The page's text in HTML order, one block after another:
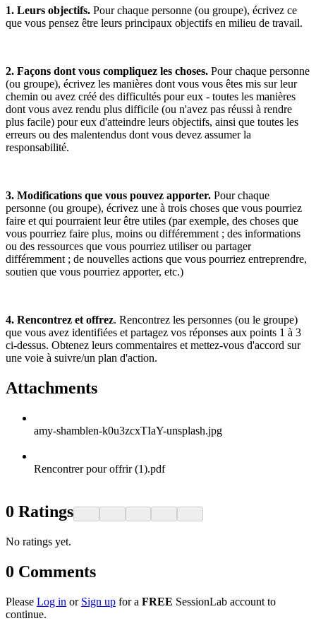
1. Leurs objectifs. Pour chaque personne (ou groupe), écrivez ce
que vous pensez être leurs principaux objectifs en milieu de travail.
2. Façons dont vous compliquez les choses. Pour chaque personne
(ou groupe), écrivez les manières dont vous vous êtes mis sur leur
chemin ou avez créé des difficultés pour eux - toutes les manières
dont vous avez rendu plus difficile (ou n'avez pas réussi à rendre
plus facile) pour eux d'atteindre leurs objectifs, ainsi que toutes les
erreurs ou des malentendus dont vous devez assumer la
responsabilité.
3. Modifications que vous pouvez apporter. Pour chaque
personne (ou groupe), écrivez une à trois choses que vous pourriez
faire et qui pourraient leur être utiles (par exemple, des choses que
vous pourriez faire plus, moins ou différemment ; des informations
ou des ressources que vous pourriez utiliser ou partager
différemment ; de nouvelles actions que vous pourriez entreprendre,
soutien que vous pourriez apporter, etc.)
4. Rencontrez et offrez. Rencontrez les personnes (ou le groupe)
que vous avez identifiées et partagez vos réponses aux points 1 à 3
ci-dessus. Obtenez leurs commentaires et mettez-vous d'accord sur
une voie à suivre/un plan d'action.
Attachments
amy-shamblen-k0u3zcxTIaY-unsplash.jpg
Rencontrer pour offrir (1).pdf
0 Ratings
No ratings yet.
0 Comments
Please Log in or Sign up for a FREE SessionLab account to
continue.